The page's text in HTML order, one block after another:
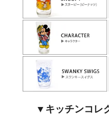
▼キッチンコレ